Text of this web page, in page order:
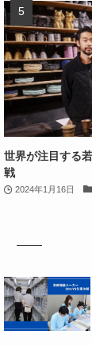
世界が注目する
戦
2024年1月16日